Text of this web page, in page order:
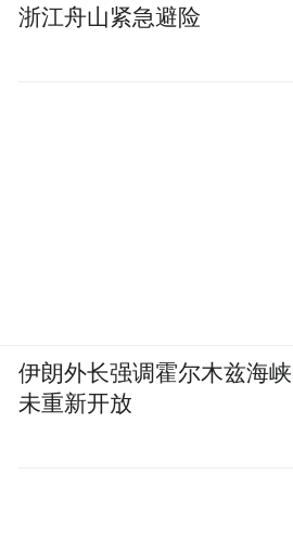
浙江舟山紧急避险
伊朗外长强调霍尔木兹海峡
未重新开放